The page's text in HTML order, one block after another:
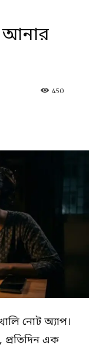
আনার
450
নোট অ্যাপ।
প্রতিদিন এক